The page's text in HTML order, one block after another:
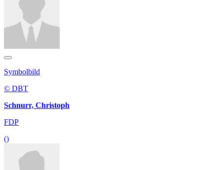
Symbolbild
© DBT
Schnurr, Christoph
FDP
()